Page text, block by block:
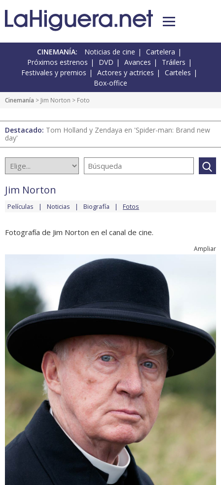
CINEMANÍA: Noticias de cine
Cartelera
Próximos estrenos
DVD Avances
Tráilers
Festivales y premios
Actores y actrices
Carteles
Box-office
Cinemanía > Jim Norton > Foto
Destacado: Tom Holland y Zendaya en 'Spider-man: Brand new
day'
Jim Norton
Películas Noticias Biografía Fotos
Fotografía de Jim Norton en el canal de cine.
Ampliar